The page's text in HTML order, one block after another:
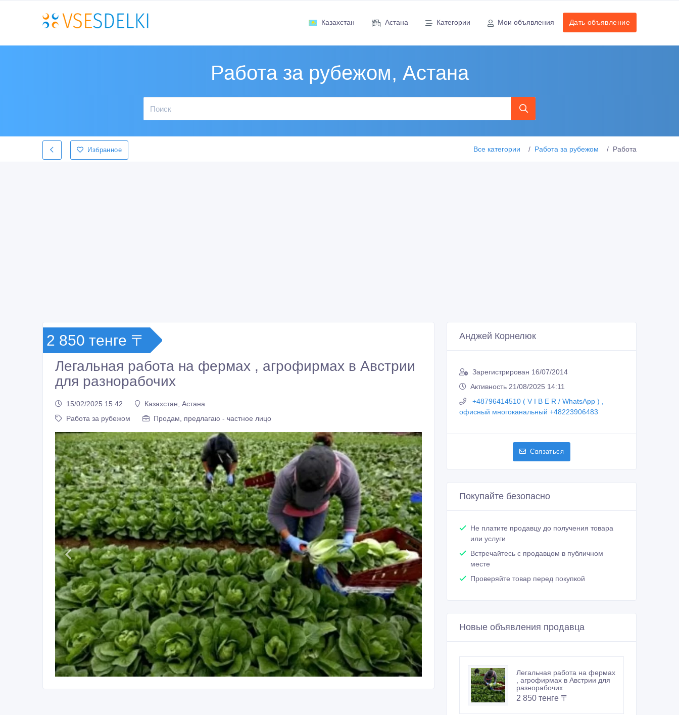
Казахстан Астана Категории Мои объявления Дать объявление
Работа за рубежом, Астана
Избранное Все категории Работа за рубежом Работа
2 850 тенге 〒
Легальная работа на фермах , агрофирмах в Австрии
для разнорабочих
15/02/2025 15:42
Казахстан, Астана
Работа за рубежом
Продам, предлагаю - частное лицо
Анджей Корнелюк
Зарегистрирован 16/07/2014
Активность 21/08/2025 14:11
+48796414510 ( V I B E R / WhatsApp ) ,
офисный многоканальный +48223906483
Связаться
Покупайте безопасно
Не платите продавцу до получения товара
или услуги
Встречайтесь с продавцом в публичном
месте
Проверяйте товар перед покупкой
Новые объявления продавца
Легальная работа на фермах
, агрофирмах в Австрии для
разнорабочих
2 850 тенге 〒